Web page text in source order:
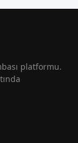
platformu.